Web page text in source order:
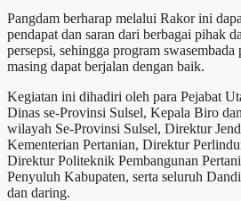
Pangdam berharap melalui Rakor ini
pendapat dan saran dari berbagai pihak
persepsi, sehingga program
masing dapat berjalan dengan baik.
Kegiatan ini dihadiri oleh para Pejabat
Dinas se-Provinsi Sulsel, Kepala Biro
wilayah Se-Provinsi Sulsel, Direktur
Kementerian Pertanian, Direktur
Direktur Politeknik Pembangunan
Penyuluh Kabupaten, serta seluruh
dan daring.